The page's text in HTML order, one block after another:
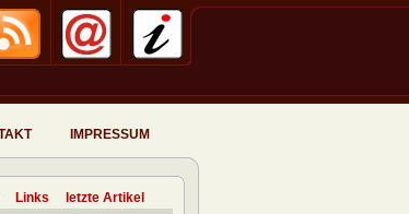
IMPRESSUM
Links letzte Artikel